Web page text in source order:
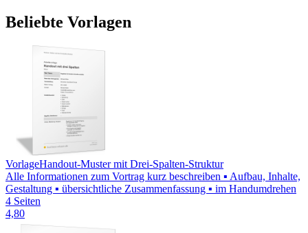
Beliebte Vorlagen
VorlageHandout-Muster mit Drei-Spalten-Struktur
Alle Informationen zum Vortrag kurz beschreiben ▪ Aufbau, Inhalte,
Gestaltung ▪ übersichtliche Zusammenfassung ▪ im Handumdrehen
4 Seiten
4,80